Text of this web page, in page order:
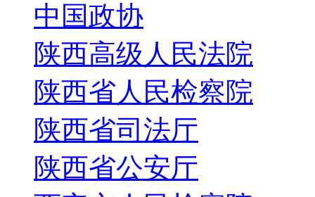
中国政协
陕西高级人民法院
陕西省人民检察院
陕西省司法厅
陕西省公安厅